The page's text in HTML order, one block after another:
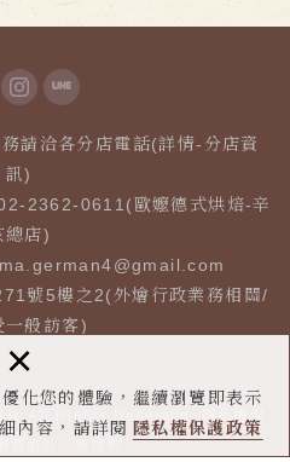
化您的體驗，繼續瀏覽即表示
內容，請詳閱 隱私權保護政策
×
請洽各分店電話(詳情-分店資
訊)
2362-0611(歐嬤德式烘焙-辛
總店)
號5樓之2(外燴行政業務相關/
一般訪客)
食 All Rights Reserved.隱私權保